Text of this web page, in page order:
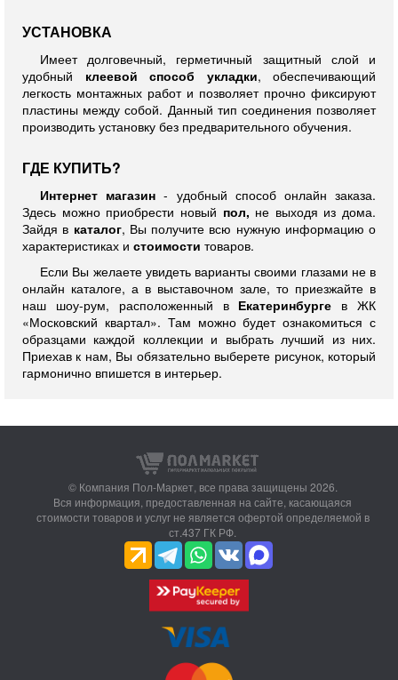
УСТАНОВКА
Имеет долговечный, герметичный защитный слой и
удобный клеевой способ укладки, обеспечивающий
легкость монтажных работ и позволяет прочно фиксируют
пластины между собой. Данный тип соединения позволяет
производить установку без предварительного обучения.
ГДЕ КУПИТЬ?
Интернет магазин - удобный способ онлайн заказа.
Здесь можно приобрести новый пол, не выходя из дома.
Зайдя в каталог, Вы получите всю нужную информацию о
характеристиках и стоимости товаров.
Если Вы желаете увидеть варианты своими глазами не в
онлайн каталоге, а в выставочном зале, то приезжайте в
наш шоу-рум, расположенный в Екатеринбурге в ЖК
«Московский квартал». Там можно будет ознакомиться с
образцами каждой коллекции и выбрать лучший из них.
Приехав к нам, Вы обязательно выберете рисунок, который
гармонично впишется в интерьер.
© Компания Пол-Маркет, все права защищены 2026.
Вся информация, предоставленная на сайте, касающаяся
стоимости товаров и услуг не является офертой определяемой в
ст.437 ГК РФ.